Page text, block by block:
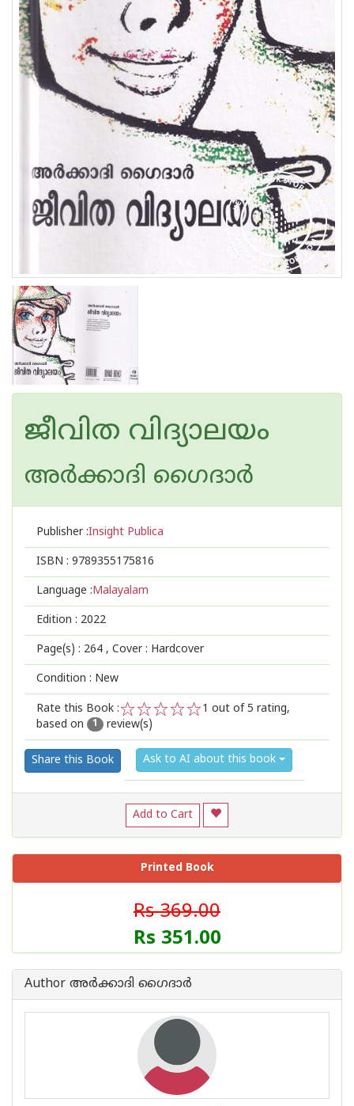
ജീവിത വിദ്യാലയം
അര്‍ക്കാദി ഗൈദാര്‍
Publisher :Insight Publica
ISBN : 9789355175816
Language :Malayalam
Edition : 2022
Page(s) : 264 , Cover : Hardcover
Condition : New
Rate this Book :
2
1
1 out of 5 rating,
based on
1 review(s)
Share this Book Ask to AI about this book
Add to Cart
Printed Book
Rs 369.00
Rs 351.00
Author അര്‍ക്കാദി ഗൈദാര്‍